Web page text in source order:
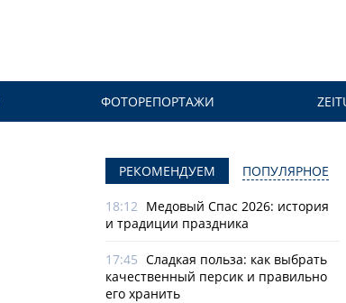
ФОТОРЕПОРТАЖИ
РЕКОМЕНДУЕМ ПОПУЛЯРНОЕ
18:12 Медовый Спас 2026: история
и традиции праздника
17:45 Сладкая польза: как выбрать
качественный персик и правильно
его хранить